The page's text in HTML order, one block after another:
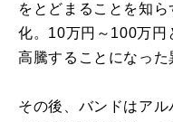
をとどまることを知
化。10万円～100万円
高騰することになった
その後、バンドはアル